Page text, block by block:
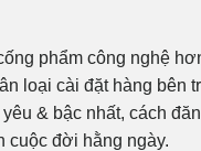
phẩm công nghệ
loại cài đặt hàng
& bậc nhất, cách
cuộc đời hằng ngày.